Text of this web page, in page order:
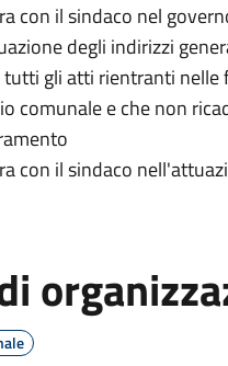
con il sindaco nel
degli indirizzi
tutti gli atti rientranti nelle
comunale e che non
con il sindaco